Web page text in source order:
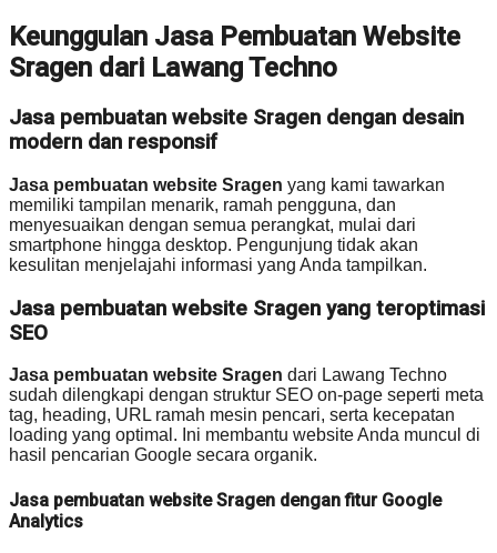
Keunggulan Jasa Pembuatan Website
Sragen dari Lawang Techno
Jasa pembuatan website Sragen dengan desain
modern dan responsif
Jasa pembuatan website Sragen yang kami tawarkan
memiliki tampilan menarik, ramah pengguna, dan
menyesuaikan dengan semua perangkat, mulai dari
smartphone hingga desktop. Pengunjung tidak akan
kesulitan menjelajahi informasi yang Anda tampilkan.
Jasa pembuatan website Sragen yang teroptimasi
SEO
Jasa pembuatan website Sragen dari Lawang Techno
sudah dilengkapi dengan struktur SEO on-page seperti meta
tag, heading, URL ramah mesin pencari, serta kecepatan
loading yang optimal. Ini membantu website Anda muncul di
hasil pencarian Google secara organik.
Jasa pembuatan website Sragen dengan fitur Google
Analytics